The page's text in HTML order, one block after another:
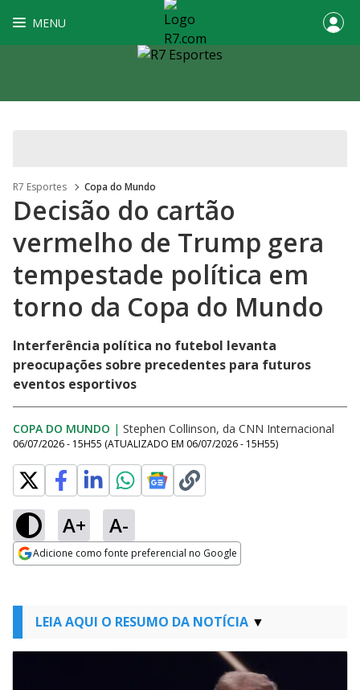
MENU
R7 Esportes Copa do Mundo
Decisão do cartão
vermelho de Trump gera
tempestade política em
torno da Copa do Mundo
Interferência política no futebol levanta
preocupações sobre precedentes para futuros
eventos esportivos
COPA DO MUNDO | Stephen Collinson, da CNN Internacional
06/07/2026 - 15H55 (ATUALIZADO EM 06/07/2026 - 15H55)
A+ A-
Adicione como fonte preferencial no Google
LEIA AQUI O RESUMO DA NOTÍCIA